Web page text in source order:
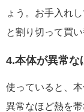
ょう。お手入れ
と割り切って買
4.本体が異常な
使っていると、
異常なほど熱を